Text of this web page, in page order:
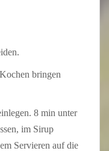
bringen
8 min unter
im Sirup
Servieren auf die